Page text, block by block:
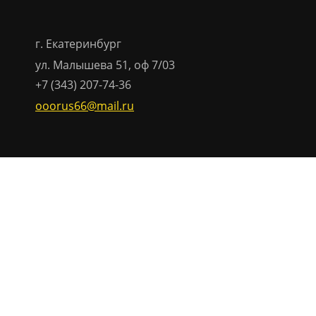
г. Екатеринбург
ул. Малышева 51, оф 7/03
+7 (343) 207-74-36
ooorus66@mail.ru